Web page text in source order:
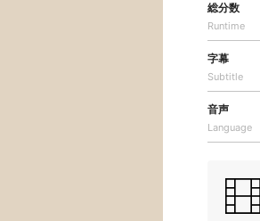
総分数
Runtime
字幕
Subtitle
音声
Language